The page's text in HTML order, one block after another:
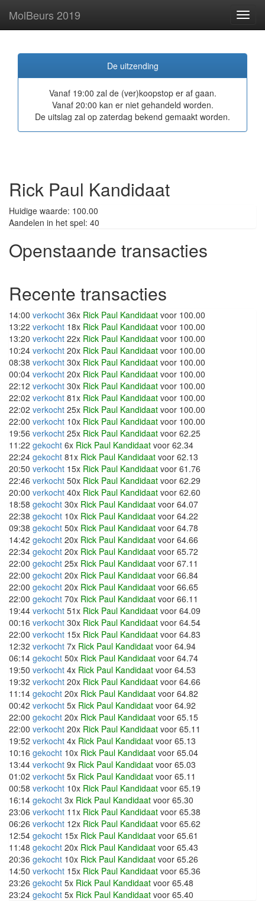
MolBeurs 2019
De uitzending
Vanaf 19:00 zal de (ver)koopstop er af gaan.
Vanaf 20:00 kan er niet gehandeld worden.
De uitslag zal op zaterdag bekend gemaakt worden.
Rick Paul Kandidaat
Huidige waarde: 100.00
Aandelen in het spel: 40
Openstaande transacties
Recente transacties
14:00 verkocht 36x Rick Paul Kandidaat voor 100.00
13:22 verkocht 18x Rick Paul Kandidaat voor 100.00
13:20 verkocht 22x Rick Paul Kandidaat voor 100.00
10:24 verkocht 20x Rick Paul Kandidaat voor 100.00
08:38 verkocht 30x Rick Paul Kandidaat voor 100.00
00:04 verkocht 20x Rick Paul Kandidaat voor 100.00
22:12 verkocht 30x Rick Paul Kandidaat voor 100.00
22:02 verkocht 81x Rick Paul Kandidaat voor 100.00
22:02 verkocht 25x Rick Paul Kandidaat voor 100.00
22:00 verkocht 10x Rick Paul Kandidaat voor 100.00
19:56 verkocht 25x Rick Paul Kandidaat voor 62.25
11:22 gekocht 6x Rick Paul Kandidaat voor 62.34
22:24 gekocht 81x Rick Paul Kandidaat voor 62.13
20:50 verkocht 15x Rick Paul Kandidaat voor 61.76
22:46 verkocht 50x Rick Paul Kandidaat voor 62.29
20:00 verkocht 40x Rick Paul Kandidaat voor 62.60
18:58 gekocht 30x Rick Paul Kandidaat voor 64.07
22:38 gekocht 10x Rick Paul Kandidaat voor 64.22
09:38 gekocht 50x Rick Paul Kandidaat voor 64.78
14:42 gekocht 20x Rick Paul Kandidaat voor 64.66
22:34 gekocht 20x Rick Paul Kandidaat voor 65.72
22:00 gekocht 25x Rick Paul Kandidaat voor 67.11
22:00 gekocht 20x Rick Paul Kandidaat voor 66.84
22:00 gekocht 20x Rick Paul Kandidaat voor 66.65
22:00 gekocht 70x Rick Paul Kandidaat voor 66.11
19:44 verkocht 51x Rick Paul Kandidaat voor 64.09
00:16 verkocht 30x Rick Paul Kandidaat voor 64.54
22:00 verkocht 15x Rick Paul Kandidaat voor 64.83
12:32 verkocht 7x Rick Paul Kandidaat voor 64.94
06:14 gekocht 50x Rick Paul Kandidaat voor 64.74
19:50 verkocht 4x Rick Paul Kandidaat voor 64.53
19:32 verkocht 20x Rick Paul Kandidaat voor 64.66
11:14 gekocht 20x Rick Paul Kandidaat voor 64.82
00:42 verkocht 5x Rick Paul Kandidaat voor 64.92
22:00 gekocht 20x Rick Paul Kandidaat voor 65.15
22:00 verkocht 20x Rick Paul Kandidaat voor 65.11
19:52 verkocht 4x Rick Paul Kandidaat voor 65.13
10:16 gekocht 10x Rick Paul Kandidaat voor 65.04
13:44 verkocht 9x Rick Paul Kandidaat voor 65.03
01:02 verkocht 5x Rick Paul Kandidaat voor 65.11
00:58 verkocht 10x Rick Paul Kandidaat voor 65.19
16:14 gekocht 3x Rick Paul Kandidaat voor 65.30
23:06 verkocht 11x Rick Paul Kandidaat voor 65.38
06:26 verkocht 12x Rick Paul Kandidaat voor 65.62
12:54 gekocht 15x Rick Paul Kandidaat voor 65.61
11:48 gekocht 20x Rick Paul Kandidaat voor 65.43
20:36 gekocht 10x Rick Paul Kandidaat voor 65.26
14:50 verkocht 15x Rick Paul Kandidaat voor 65.36
23:26 gekocht 5x Rick Paul Kandidaat voor 65.48
23:24 gekocht 5x Rick Paul Kandidaat voor 65.40